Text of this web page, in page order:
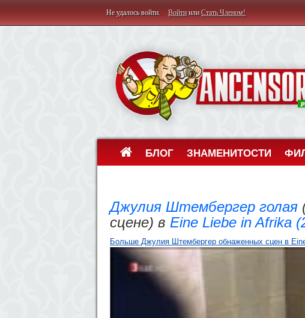
Не удалось войти. ВойтиилиСтать Членом!
БЛОГ ЗНАМЕНИТОСТИ
Джулия Штембергер голая
сцене) в Eine Liebe in Afrika
Больше Джулия Штембергер обнаженных сцен в